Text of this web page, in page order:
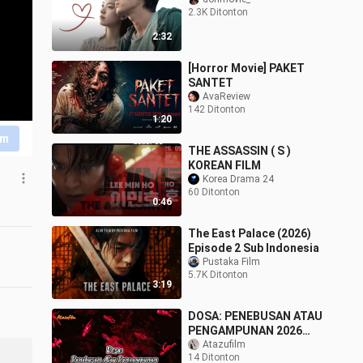
2:32
2.3K Ditonton
1:20
[Horror Movie] PAKET
SANTET
AvaReview
142 Ditonton
0:46
THE ASSASSIN ( S )
KOREAN FILM
Korea Drama 24
60 Ditonton
3:19
The East Palace (2026)
Episode 2 Sub Indonesia
Pustaka Film
5.7K Ditonton
DOSA: PENEBUSAN ATAU
PENGAMPUNAN 2026
(Ketika Dosa menuntut
pilihan Penebusan atau
Atazufilm
14 Ditonton